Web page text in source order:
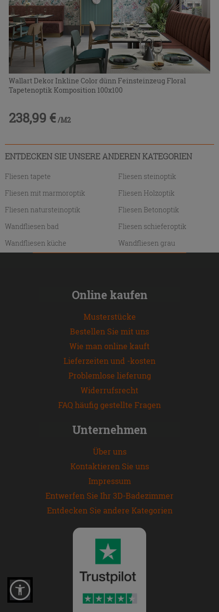
Wallart Dekor Inkline Color dünn Feinsteinzeug Floral
Tapetenoptik Komposition 100x100
238,99 € /M2
ENTDECKEN SIE UNSERE ANDEREN KATEGORIEN
Fliesen tapete
Fliesen steinoptik
Fliesen mit marmoroptik
Fliesen Holzoptik
Fliesen natursteinoptik
Fliesen Betonoptik
Wandfliesen bad
Fliesen schieferoptik
Wandfliesen küche
Wandfliesen grau
Online kaufen
Musterstücke
Bestellen Sie mit uns
Wie man online kauft
Lieferzeiten und -kosten
Problemlose lieferung
Widerrufsrecht
FAQ häufig gestellte Fragen
Unternehmen
Über uns
Kontaktieren Sie uns
Impressum
Entwerfen Sie Ihr 3D-Badezimmer
Entdecken Sie andere Kategorien